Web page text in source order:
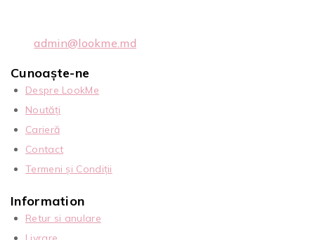
admin@lookme.md
Cunoaște-ne
Despre LookMe
Noutăți
Carieră
Contact
Termeni și Condiții
Information
Retur si anulare